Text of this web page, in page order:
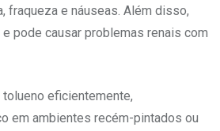
fraqueza e náuseas. Além disso,
pode causar problemas renais com
tolueno eficientemente,
em ambientes recém-pintados ou